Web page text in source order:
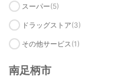
スーパー(5)
ドラッグストア(3)
その他サービス (1)
南足柄市